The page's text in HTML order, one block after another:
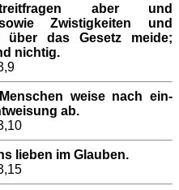
aber und
Zwistigkeiten und
über das Gesetz meide;
nichtig.
weise nach ein-
ab.
lieben im Glauben.